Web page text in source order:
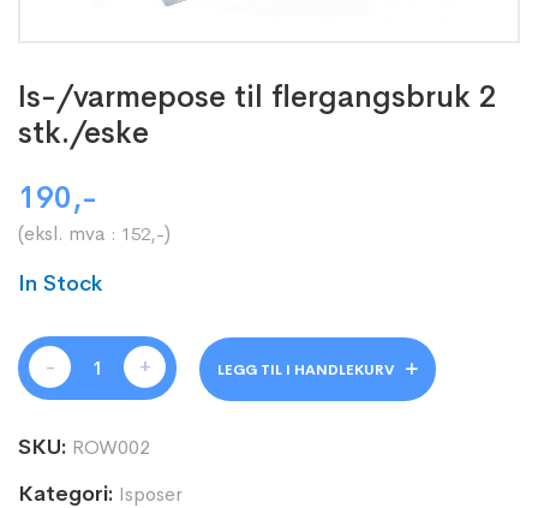
Is-/varmepose til flergangsbruk 2
stk./eske
190,-
(eksl. mva : 152,-)
In Stock
- + LEGG TIL I HANDLEKURV
SKU: ROW002
Kategori: Isposer